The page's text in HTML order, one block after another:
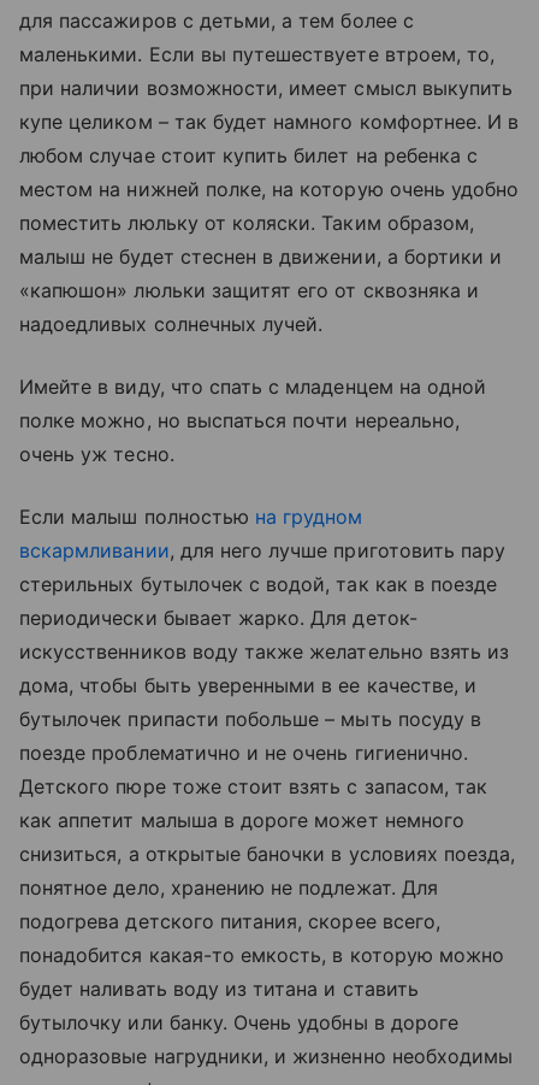
для пассажиров с детьми, а тем более с
маленькими. Если вы путешествуете втроем, то,
при наличии возможности, имеет смысл выкупить
купе целиком – так будет намного комфортнее. И в
любом случае стоит купить билет на ребенка с
местом на нижней полке, на которую очень удобно
поместить люльку от коляски. Таким образом,
малыш не будет стеснен в движении, а бортики и
«капюшон» люльки защитят его от сквозняка и
надоедливых солнечных лучей.
Имейте в виду, что спать с младенцем на одной
полке можно, но выспаться почти нереально,
очень уж тесно.
Если малыш полностью на грудном
вскармливании, для него лучше приготовить пару
стерильных бутылочек с водой, так как в поезде
периодически бывает жарко. Для деток-
искусственников воду также желательно взять из
дома, чтобы быть уверенными в ее качестве, и
бутылочек припасти побольше – мыть посуду в
поезде проблематично и не очень гигиенично.
Детского пюре тоже стоит взять с запасом, так
как аппетит малыша в дороге может немного
снизиться, а открытые баночки в условиях поезда,
понятное дело, хранению не подлежат. Для
подогрева детского питания, скорее всего,
понадобится какая-то емкость, в которую можно
будет наливать воду из титана и ставить
бутылочку или банку. Очень удобны в дороге
одноразовые нагрудники, и жизненно необходимы